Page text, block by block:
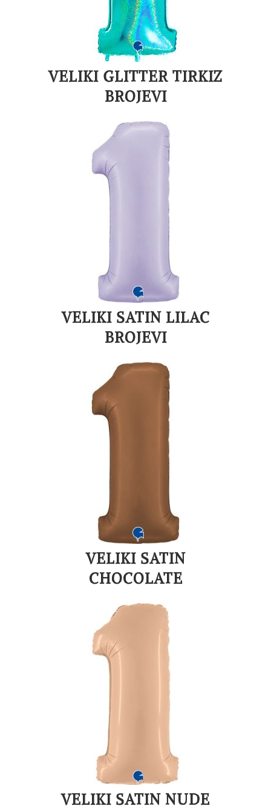
VELIKI GLITTER TIRKIZ
BROJEVI
VELIKI SATIN LILAC
BROJEVI
VELIKI SATIN
CHOCOLATE
VELIKI SATIN NUDE